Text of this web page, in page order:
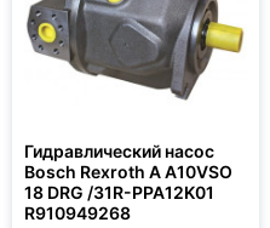
Гидравлический насос
Bosch Rexroth A A10VSO
18 DRG /31R-PPA12K01
R910949268